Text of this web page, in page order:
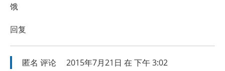
饿
回复
匿名 评论 2015年7月21日 在 下午 3:02